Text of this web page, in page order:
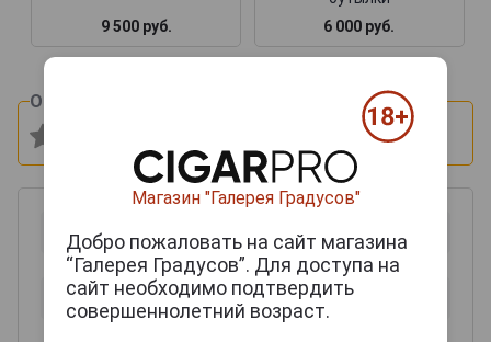
9 500 руб.
6 000 руб.
Оцените и напишите отзыв:
Магазин "Галерея Градусов"
Добро пожаловать на сайт магазина
“Галерея Градусов”. Для доступа на
сайт необходимо подтвердить
совершеннолетний возраст.